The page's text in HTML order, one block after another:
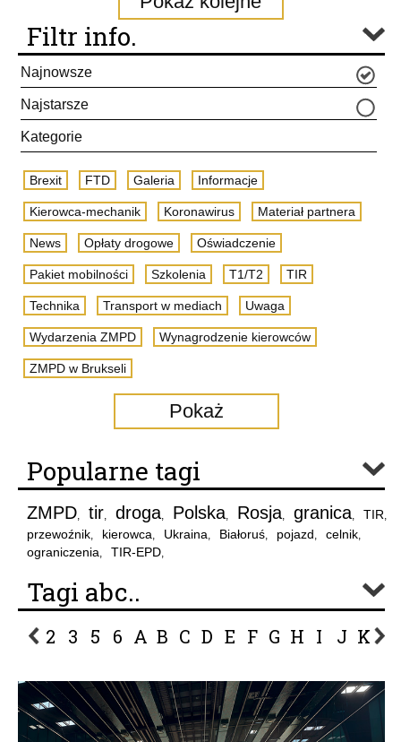
Filtr info.
Najnowsze
Najstarsze
Kategorie
Brexit FTD Galeria Informacje
Kierowca-mechanik Koronawirus Materiał partnera
News Opłaty drogowe Oświadczenie
Pakiet mobilności Szkolenia T1/T2 TIR
Technika Transport w mediach Uwaga
Wydarzenia ZMPD Wynagrodzenie kierowców
ZMPD w Brukseli
Pokaż
Popularne tagi
ZMPD, tir, droga, Polska, Rosja, granica, TIR,
przewoźnik, kierowca, Ukraina, Białoruś, pojazd, celnik,
ograniczenia, TIR-EPD,
Tagi abc..
2 3 5 6 A B C D E F G H I J K L